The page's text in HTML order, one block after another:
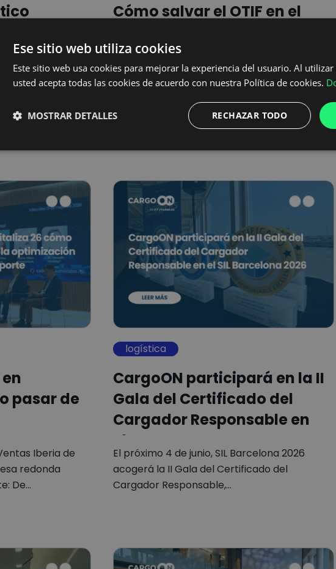
hasta un 19%
sistemas que
Cómo salvar el OTIF en el
medidas para los…
Hay una paradoja que se repite cada año en
la logística: el verano es el acontecimiento
más…
pasar de
Iberia de
redonda
De…
logística
CargoON participará en la II
Gala del Certificado del
Cargador Responsable en
el…
El próximo 4 de junio, SIL Barcelona 2026
acogerá la II Gala del Certificado del
Cargador Responsable,…
Ese sitio web utiliza cookies
Este sitio web usa cookies para mejorar la experiencia del usuario. Al
usted acepta todas las cookies de acuerdo con nuestra Política de cookies.
RECHAZAR TODO
MOSTRAR DETALLES